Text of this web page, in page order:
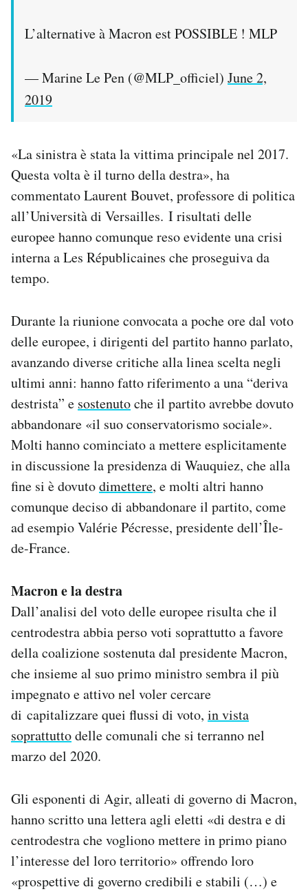
L’alternative à Macron est POSSIBLE ! MLP
— Marine Le Pen (@MLP_officiel) June 2,
2019
«La sinistra è stata la vittima principale nel 2017.
Questa volta è il turno della destra», ha
commentato Laurent Bouvet, professore di politica
all’Università di Versailles. I risultati delle
europee hanno comunque reso evidente una crisi
interna a Les Républicaines che proseguiva da
tempo.
Durante la riunione convocata a poche ore dal voto
delle europee, i dirigenti del partito hanno parlato,
avanzando diverse critiche alla linea scelta negli
ultimi anni: hanno fatto riferimento a una “deriva
destrista” e sostenutoche il partito avrebbe dovuto
abbandonare «il suo conservatorismo sociale».
Molti hanno cominciato a mettere esplicitamente
in discussione la presidenza di Wauquiez, che alla
fine si è dovutodimettere, e molti altri hanno
comunque deciso di abbandonare il partito, come
ad esempio Valérie Pécresse, presidente dell’Île-
de-France.
Macron e la destra
Dall’analisi del voto delle europee risulta che il
centrodestra abbia perso voti soprattutto a favore
della coalizione sostenuta dal presidente Macron,
che insieme al suo primo ministro sembra il più
impegnato e attivo nel voler cercare
di capitalizzare quei flussi di voto, in vista
soprattuttodelle comunali che si terranno nel
marzo del 2020.
Gli esponenti di Agir, alleati di governo di Macron,
hanno scritto una lettera agli eletti «di destra e di
centrodestra che vogliono mettere in primo piano
l’interesse del loro territorio» offrendo loro
«prospettive di governo credibili e stabili (…) e